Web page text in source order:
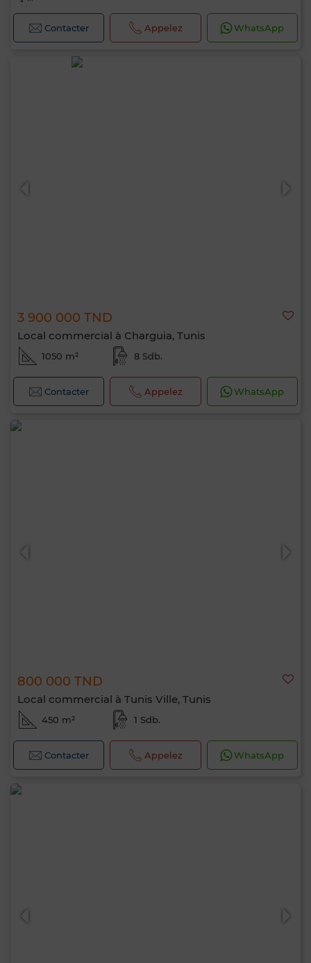
Contacter Appelez WhatsApp
3 900 000 TND
Local commercial à Charguia, Tunis
1050 m² 8 Sdb.
Contacter Appelez WhatsApp
800 000 TND
Local commercial à Tunis Ville, Tunis
450 m² 1 Sdb.
Contacter Appelez WhatsApp